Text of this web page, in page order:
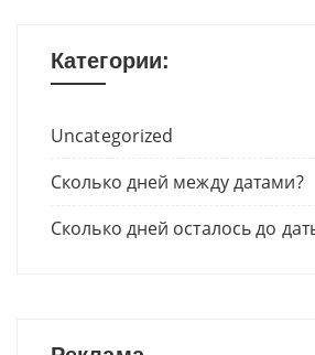
Категории:
Uncategorized
Сколько дней между датами?
Сколько дней осталось до